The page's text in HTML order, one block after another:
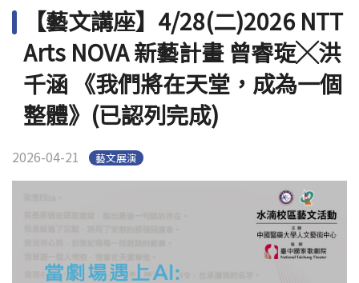
活動集錦
檔案下載
【藝文講座】4/28(二)2026 NTT
Arts NOVA 新藝計畫 曾睿琁╳洪
千涵 《我們將在天堂，成為一個
整體》(已認列完成)
2026-04-21 藝文展演